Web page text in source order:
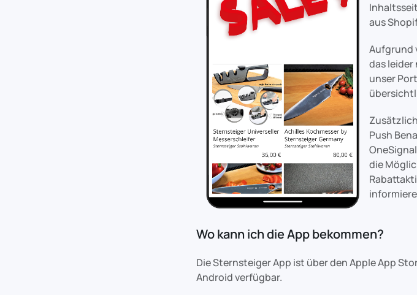
aus
Aufgrund
das
unser
Push
die
Wo kann ich die App bekommen?
Die Sternsteiger App ist über den Apple App
Android verfügbar.